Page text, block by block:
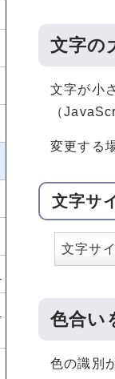
文字の
文字が小
（
変更する
文字サ
文字サ
色合い
色の識別